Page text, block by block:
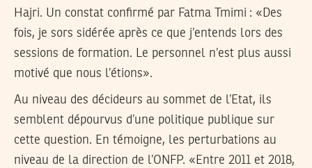
Hajri. Un constat confirmé par Fatma Tmimi : «Des
fois, je sors sidérée après ce que j’entends lors des
sessions de formation. Le personnel n’est plus aussi
motivé que nous l’étions».
Au niveau des décideurs au sommet de l’Etat, ils
semblent dépourvus d’une politique publique sur
cette question. En témoigne, les perturbations au
niveau de la direction de l’ONFP. «Entre 2011 et 2018,